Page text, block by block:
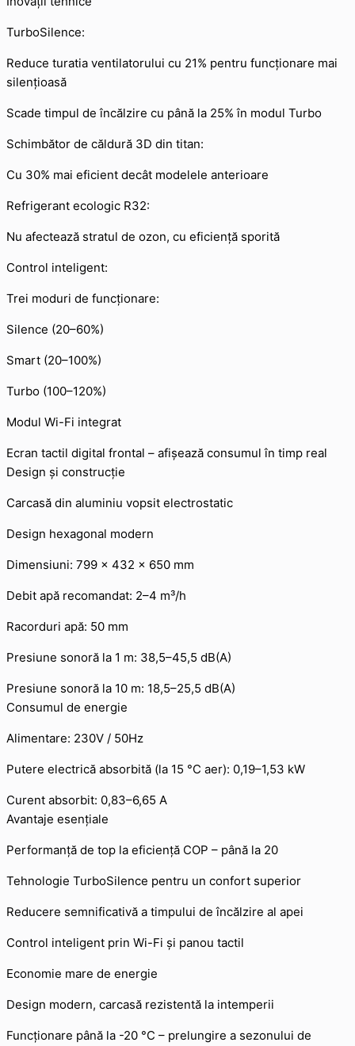
TurboSilence:
Reduce turatia ventilatorului cu 21% pentru funcționare mai
silențioasă
Scade timpul de încălzire cu până la 25% în modul Turbo
Schimbător de căldură 3D din titan:
Cu 30% mai eficient decât modelele anterioare
Refrigerant ecologic R32:
Nu afectează stratul de ozon, cu eficiență sporită
Control inteligent:
Trei moduri de funcționare:
Silence (20–60%)
Smart (20–100%)
Turbo (100–120%)
Modul Wi-Fi integrat
Ecran tactil digital frontal – afișează consumul în timp real
Design și construcție
Carcasă din aluminiu vopsit electrostatic
Design hexagonal modern
Dimensiuni: 799 × 432 × 650 mm
Debit apă recomandat: 2–4 m³/h
Racorduri apă: 50 mm
Presiune sonoră la 1 m: 38,5–45,5 dB(A)
Presiune sonoră la 10 m: 18,5–25,5 dB(A)
Consumul de energie
Alimentare: 230V / 50Hz
Putere electrică absorbită (la 15 °C aer): 0,19–1,53 kW
Curent absorbit: 0,83–6,65 A
Avantaje esențiale
Performanță de top la eficiență COP – până la 20
Tehnologie TurboSilence pentru un confort superior
Reducere semnificativă a timpului de încălzire al apei
Control inteligent prin Wi-Fi și panou tactil
Economie mare de energie
Design modern, carcasă rezistentă la intemperii
Funcționare până la -20 °C – prelungire a sezonului de